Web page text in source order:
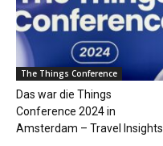
The Things Conference
Das war die Things
Conference 2024 in
Amsterdam – Travel Insights